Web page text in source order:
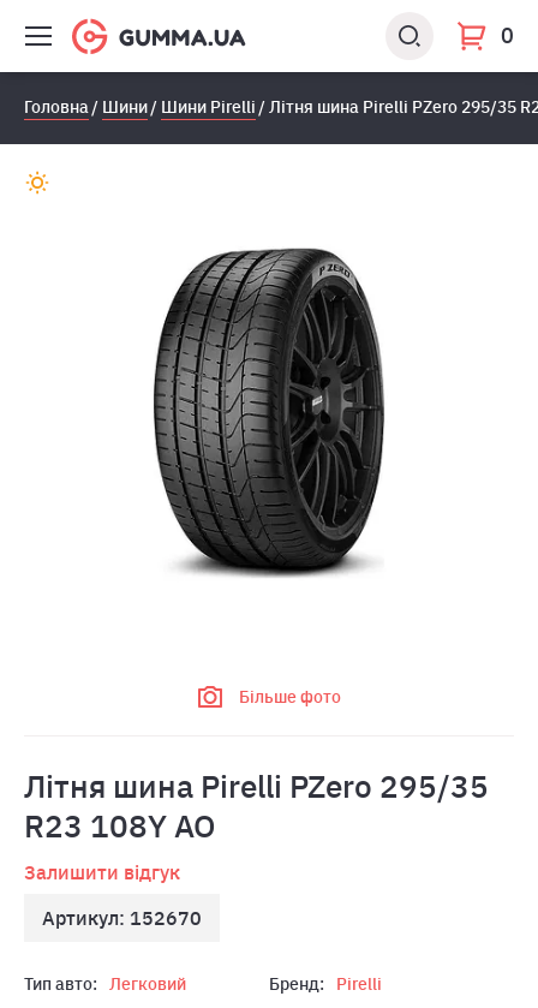
0
Головна Шини Шини Pirelli Лiтня шина Pirelli PZero 295/35
Більше фото
Лiтня шина Pirelli PZero 295/35
R23 108Y AO
Залишити відгук
Артикул: 152670
Тип авто: Легковий Бренд:
Pirelli